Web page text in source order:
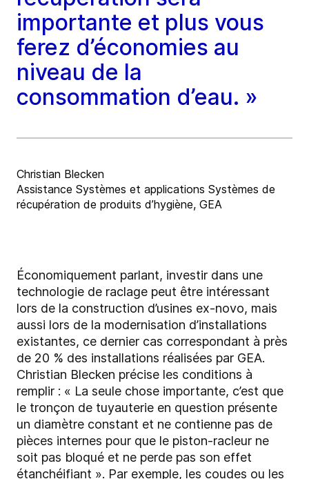
importante et plus vous
ferez d’économies au
niveau de la
consommation d’eau. »
Christian Blecken
Assistance Systèmes et applications Systèmes de
récupération de produits d’hygiène, GEA
Économiquement parlant, investir dans une
technologie de raclage peut être intéressant
lors de la construction d’usines ex-novo, mais
aussi lors de la modernisation d’installations
existantes, ce dernier cas correspondant à près
de 20 % des installations réalisées par GEA.
Christian Blecken précise les conditions à
remplir : « La seule chose importante, c’est que
le tronçon de tuyauterie en question présente
un diamètre constant et ne contienne pas de
pièces internes pour que le piston-racleur ne
soit pas bloqué et ne perde pas son effet
étanchéifiant ». Par exemple, les coudes ou les